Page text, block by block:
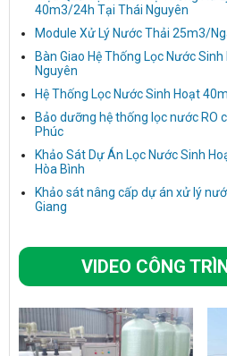
40m3/24h Tại Thái Nguyên
Module Xử Lý Nước Thải 25m3/
Bàn Giao Hệ Thống Lọc Nước
Nguyên
Hệ Thống Lọc Nước Sinh Hoạt
Bảo dưỡng hệ thống lọc nước RO
Phúc
Khảo Sát Dự Án Lọc Nước Sinh
Hòa Bình
Khảo sát nâng cấp dự án xử lý
Giang
VIDEO CÔNG